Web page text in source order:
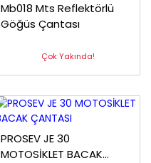
Mb018 Mts Reflektörlü
Göğüs Çantası
Çok Yakında!
PROSEV JE 30
MOTOSİKLET BACAK